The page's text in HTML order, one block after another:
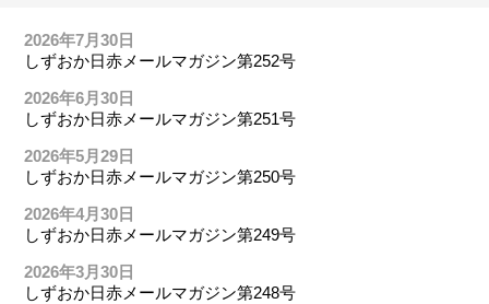
2026年7月30日
しずおか日赤メールマガジン第252号
2026年6月30日
しずおか日赤メールマガジン第251号
2026年5月29日
しずおか日赤メールマガジン第250号
2026年4月30日
しずおか日赤メールマガジン第249号
2026年3月30日
しずおか日赤メールマガジン第248号